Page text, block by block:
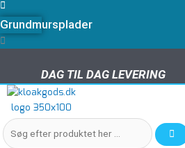
Grundmursplader
DAG TIL DAG LEVERING
DAG TIL DAG LEVERING